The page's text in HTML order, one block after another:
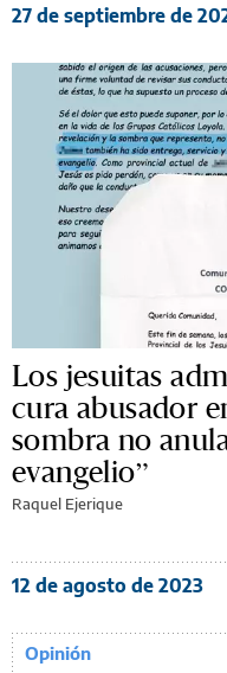
27 de septiembre de
Los jesuitas
cura abusador
sombra no
evangelio”
Raquel Ejerique
12 de agosto de 2023
Opinión